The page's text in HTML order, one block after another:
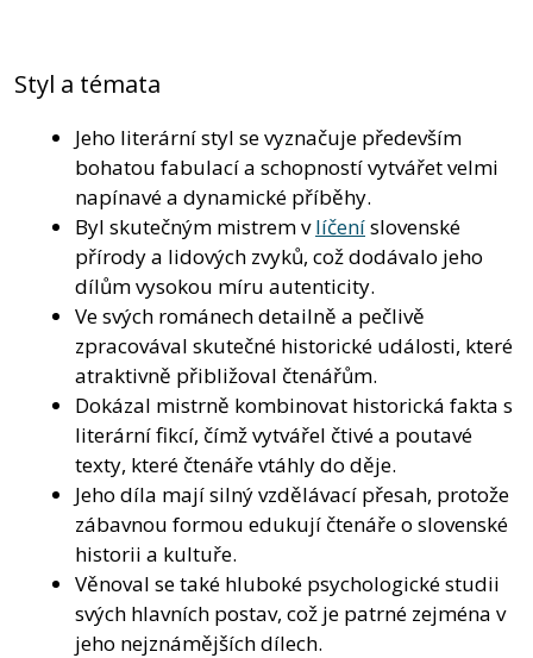
Styl a témata
Jeho literární styl se vyznačuje především
bohatou fabulací a schopností vytvářet velmi
napínavé a dynamické příběhy.
Byl skutečným mistrem vlíčeníslovenské
přírody a lidových zvyků, což dodávalo jeho
dílům vysokou míru autenticity.
Ve svých románech detailně a pečlivě
zpracovával skutečné historické události, které
atraktivně přibližoval čtenářům.
Dokázal mistrně kombinovat historická fakta s
literární fikcí, čímž vytvářel čtivé a poutavé
texty, které čtenáře vtáhly do děje.
Jeho díla mají silný vzdělávací přesah, protože
zábavnou formou edukují čtenáře o slovenské
historii a kultuře.
Věnoval se také hluboké psychologické studii
svých hlavních postav, což je patrné zejména v
jeho nejznámějších dílech.